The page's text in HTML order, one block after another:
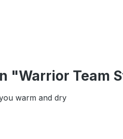
"Warrior Team
warm and dry